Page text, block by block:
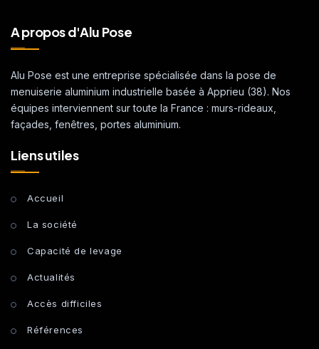
A propos d'Alu Pose
Alu Pose est une entreprise spécialisée dans la pose de
menuiserie aluminium industrielle basée à Apprieu (38). Nos
équipes interviennent sur toute la France : murs-rideaux,
façades, fenêtres, portes aluminium.
Liens utiles
Accueil
La société
Capacité de levage
Actualités
Accès difficiles
Références